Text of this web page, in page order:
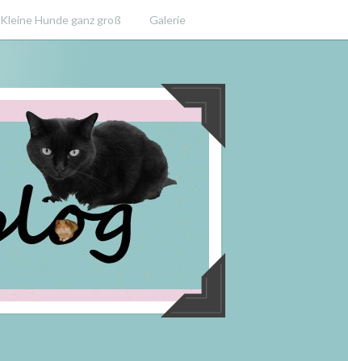
Kleine Hunde ganz groß Galerie